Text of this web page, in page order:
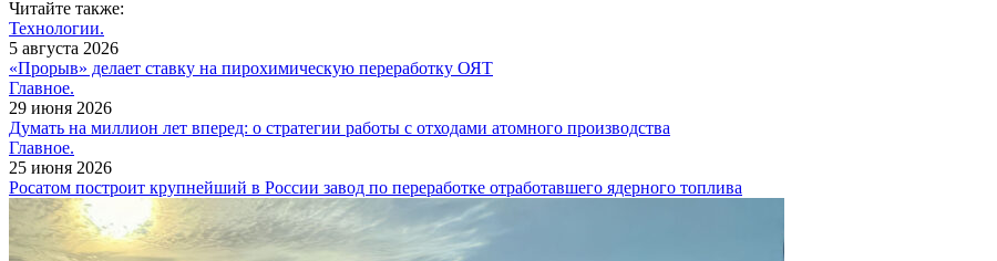
Читайте также:
Технологии.
5 августа 2026
«Прорыв» делает ставку на пирохимическую переработку ОЯТ
Главное.
29 июня 2026
Думать на миллион лет вперед: о стратегии работы с отходами атомного производства
Главное.
25 июня 2026
Росатом построит крупнейший в России завод по переработке отработавшего ядерного топлива